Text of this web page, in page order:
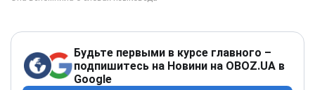
Будьте первыми в курсе главного –
подпишитесь на Новини на OBOZ.UA в
Google